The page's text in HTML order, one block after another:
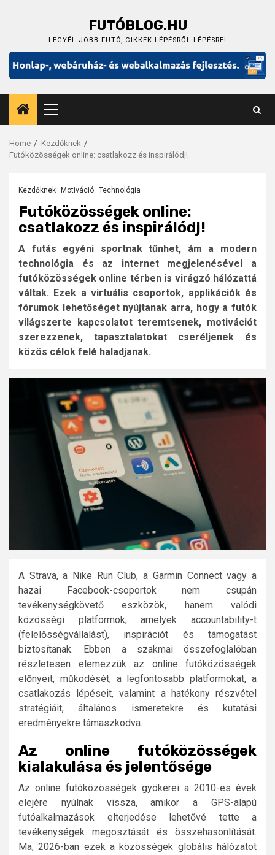
FUTÓBLOG.HU
LEGYÉL JOBB FUTÓ, CIKKEK LÉPÉSRŐL LÉPÉSRE!
Primary
Menu
Home
Kezdőknek
Futóközösségek online: csatlakozz és inspirálódj!
Kezdőknek Motiváció Technológia
Futóközösségek online:
csatlakozz és inspirálódj!
A futás egyéni sportnak tűnhet, ám a modern
technológia és az internet megjelenésével a
futóközösségek online térben is virágzó hálózattá
váltak. Ezek a virtuális csoportok, applikációk és
fórumok lehetőséget nyújtanak arra, hogy a futók
világszerte kapcsolatot teremtsenek, motivációt
szerezzenek, tapasztalatokat cseréljenek és
közös célok felé haladjanak.
A Strava, a Nike Run Club, a Garmin Connect vagy a
hazai Facebook-csoportok nem csupán
tevékenységkövető eszközök, hanem valódi
közösségi platformok, amelyek accountability-t
(felelősségvállalást), inspirációt és támogatást
biztosítanak. Ebben a szakmai összefoglalóban
részletesen elemezzük az online futóközösségek
előnyeit, működését, a legfontosabb platformokat, a
csatlakozás lépéseit, valamint a hatékony részvétel
stratégiáit, általános ismeretekre és kutatási
eredményekre támaszkodva.
Az online futóközösségek
kialakulása és jelentősége
Az online futóközösségek gyökerei a 2010-es évek
elejére nyúlnak vissza, amikor a GPS-alapú
futóalkalmazások elterjedése lehetővé tette a
tevékenységek megosztását és összehasonlítását.
Ma, 2026-ban ezek a közösségek globális hálózatot